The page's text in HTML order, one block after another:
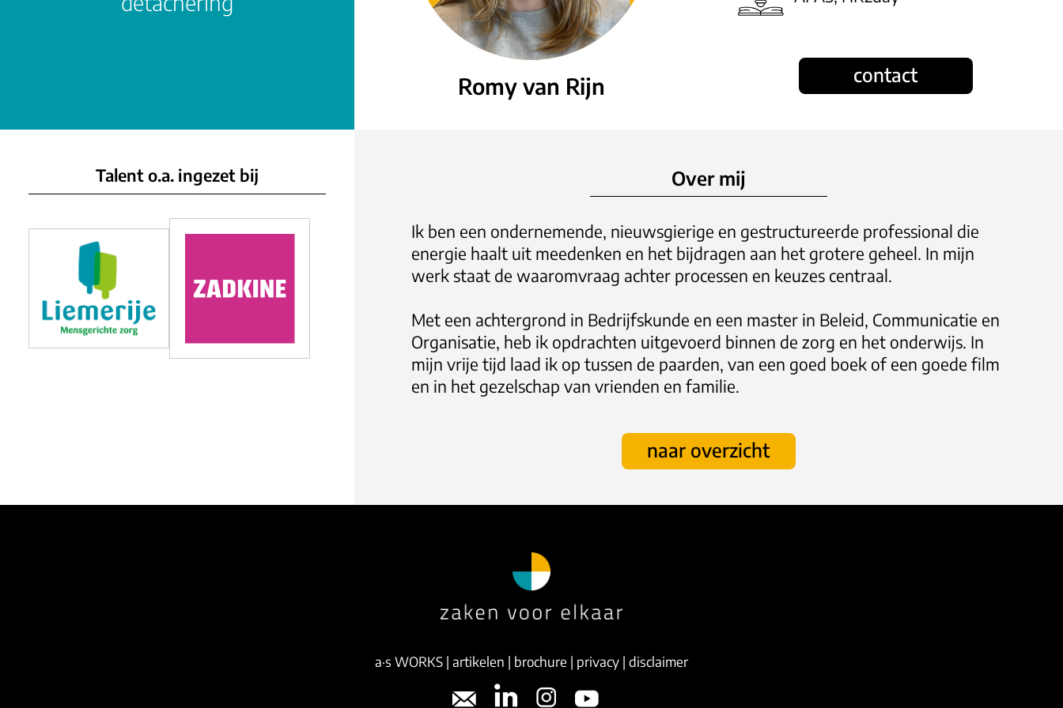
Romy van Rijn contact
Talent o.a. ingezet bij Over mij
Ik ben een ondernemende, nieuwsgierige en gestructureerde professional die
energie haalt uit meedenken en het bijdragen aan het grotere geheel. In mijn
werk staat de waaromvraag achter processen en keuzes centraal.
Met een achtergrond in Bedrijfskunde en een master in Beleid, Communicatie en
Organisatie, heb ik opdrachten uitgevoerd binnen de zorg en het onderwijs. In
mijn vrije tijd laad ik op tussen de paarden, van een goed boek of een goede film
en in het gezelschap van vrienden en familie.
naar overzicht
a·s WORKS | artikelen | brochure | privacy | disclaimer